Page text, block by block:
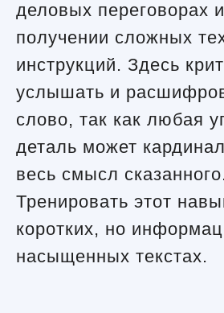
деловых переговорах
получении сложных
инструкций. Здесь
услышать и
слово, так как любая
деталь может
весь смысл
Тренировать этот
коротких, но
насыщенных текстах.